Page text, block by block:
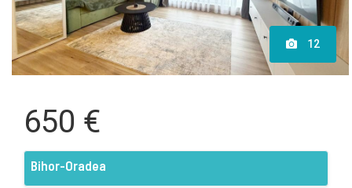
12
650 €
Bihor-Oradea